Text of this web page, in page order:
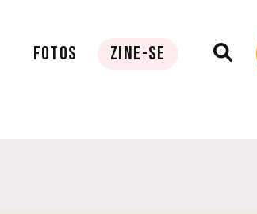
FOTOS ZINE-SE